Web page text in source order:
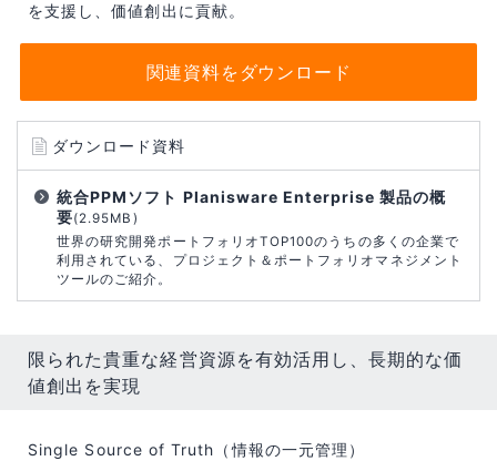
を支援し、価値創出に貢献。
関連資料をダウンロード
ダウンロード資料
統合PPMソフト Planisware Enterprise 製品の概
要(2.95MB)
世界の研究開発ポートフォリオTOP100のうちの多くの企業で
利⽤されている、プロジェクト＆ポートフォリオマネジメント
ツールのご紹介。
限られた貴重な経営資源を有効活用し、長期的な価
値創出を実現
Single Source of Truth（情報の一元管理）